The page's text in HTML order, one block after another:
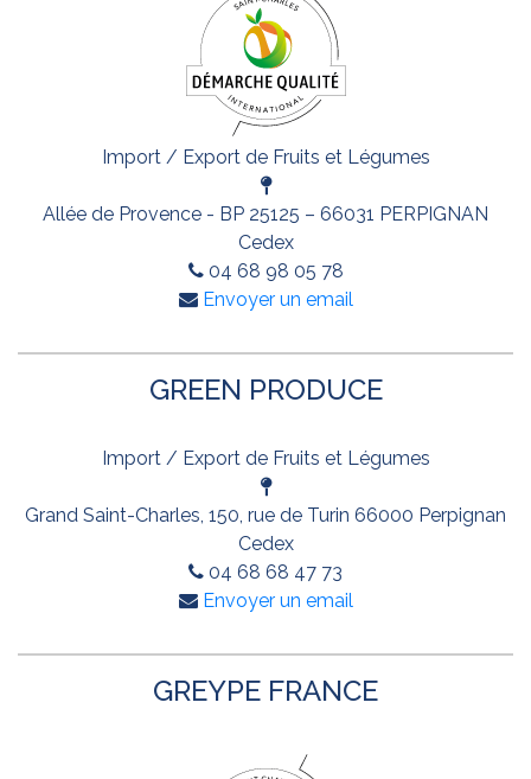
Import / Export de Fruits et Légumes
Allée de Provence - BP 25125 – 66031 PERPIGNAN
Cedex
04 68 98 05 78
Envoyer un email
GREEN PRODUCE
Import / Export de Fruits et Légumes
Grand Saint-Charles, 150, rue de Turin 66000 Perpignan
Cedex
04 68 68 47 73
Envoyer un email
GREYPE FRANCE